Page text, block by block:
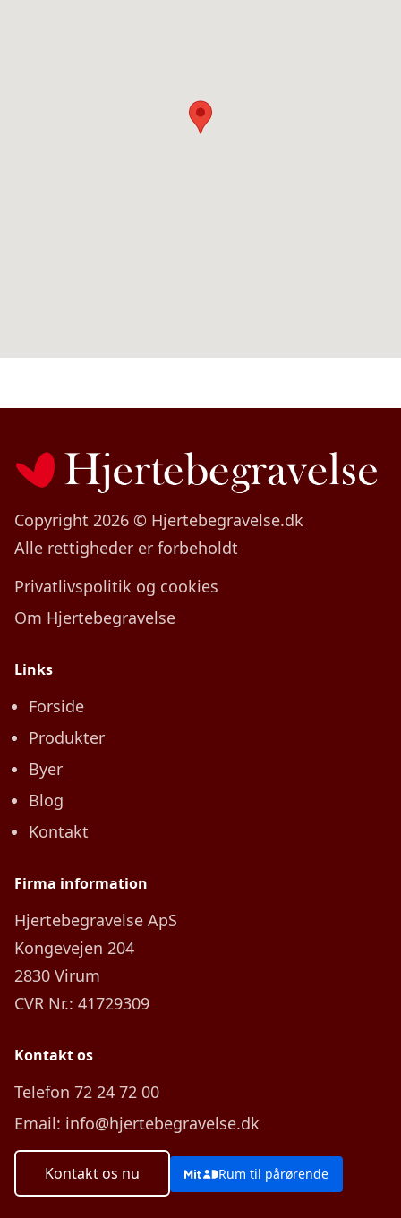
Copyright 2026 © Hjertebegravelse.dk
Alle rettigheder er forbeholdt
Privatlivspolitik og cookies
Om Hjertebegravelse
Links
Forside
Produkter
Byer
Blog
Kontakt
Firma information
Hjertebegravelse ApS
Kongevejen 204
2830 Virum
CVR Nr.: 41729309
Kontakt os
Telefon 72 24 72 00
Email: info@hjertebegravelse.dk
Kontakt os nu Rum til pårørende